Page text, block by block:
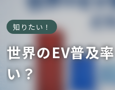
知りたい！
世界のEV普及
い？